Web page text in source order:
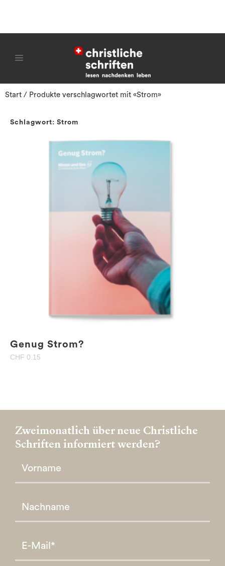
Start / Produkte verschlagwortet mit «Strom»
Schlagwort: Strom
Genug Strom?
CHF 0.15
Zweimonatlich über neue Christliche
Schriften informiert werden?